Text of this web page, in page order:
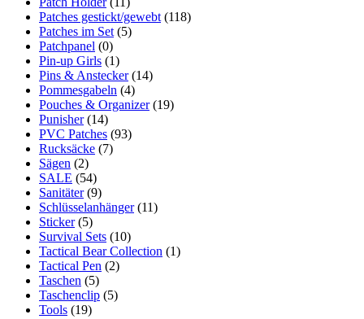
Patches gestickt/gewebt (118)
Patches im Set (5)
Patchpanel (0)
Pin-up Girls (1)
Pins & Anstecker (14)
Pommesgabeln (4)
Pouches & Organizer (19)
Punisher (14)
PVC Patches (93)
Rucksäcke (7)
Sägen (2)
SALE (54)
Sanitäter (9)
Schlüsselanhänger (11)
Sticker (5)
Survival Sets (10)
Tactical Bear Collection (1)
Tactical Pen (2)
Taschen (5)
Taschenclip (5)
Tools (19)